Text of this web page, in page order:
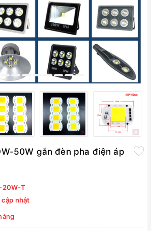
50W gắn đèn pha điện áp
20W-T
nhật